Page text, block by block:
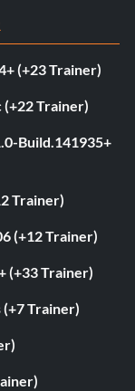
(+23 Trainer)
(+22 Trainer)
Build.141935+
Trainer)
(+12 Trainer)
(+33 Trainer)
Trainer)